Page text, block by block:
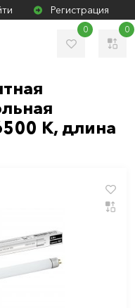
Регистрация
0 0
К, длина